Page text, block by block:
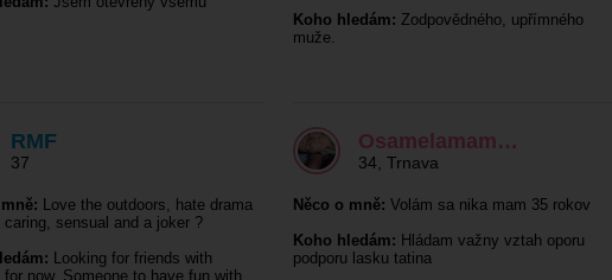
RMF
37
Love the outdoors, hate drama
caring, sensual and a joker ?
Looking for friends with
for now. Someone to have fun with
Koho hledám: Zodpovědného, upřímného
muže.
Osamelamam…
34 Trnava
Něco o mně: Volám sa nika mam 35 rokov
Koho hledám: Hládam važny vztah oporu
podporu lasku tatina